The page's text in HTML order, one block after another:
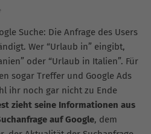
Suche: Die Anfrage des Users
Wer “Urlaub in” eingibt,
oder “Urlaub in Italien”. Für
sogar Treffer und Google Ads
ihr noch gar nicht zu Ende
zieht seine Informationen aus
auf Google, dem